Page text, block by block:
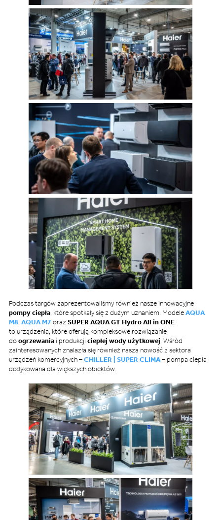
Podczas targów zaprezentowaliśmy również nasze innowacyjne
pompy ciepła, które spotkały się z dużym uznaniem. ModeleAQUA
M8, AQUA M7 oraz SUPER AQUA GT Hydro All in ONE
to urządzenia, które oferują kompleksowe rozwiązanie
doogrzewaniai produkcji ciepłej wody użytkowej. Wśród
zainteresowanych znalazła się również nasza nowość z sektora
urządzeń komercyjnych –CHILLER | SUPER CLIMA– pompa ciepła
dedykowana dla większych obiektów.